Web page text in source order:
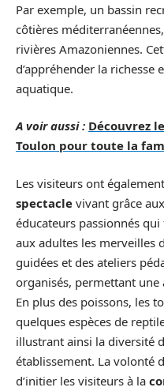
Par exemple, un bassin
côtières
rivières Amazoniennes.
d’appréhender la richesse
aquatique.
A voir aussi : Découvrez
Toulon pour toute la
Les visiteurs ont
spectacle vivant grâce
éducateurs passionnés
aux adultes les merveilles
guidées et des ateliers
organisés, permettant
En plus des poissons, les
quelques espèces de
illustrant ainsi la diversité
établissement. La volonté
d’initier les visiteurs à la